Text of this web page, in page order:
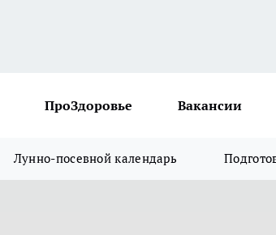
ПроЗдоровье Вакансии
Лунно-посевной календарь